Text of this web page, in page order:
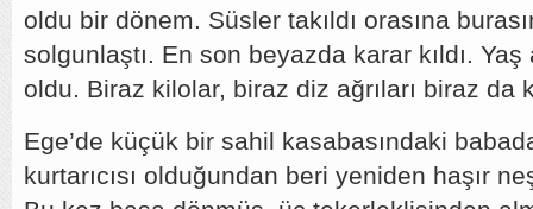
oldu bir dönem. Süsler takıldı orasına
solgunlaştı. En son beyazda karar kıldı.
oldu. Biraz kilolar, biraz diz ağrıları biraz da
Ege’de küçük bir sahil kasabasındaki
kurtarıcısı olduğundan beri yeniden haşır